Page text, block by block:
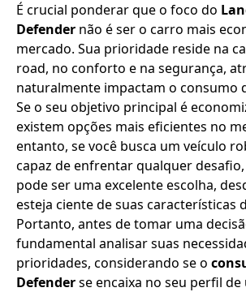
É crucial ponderar que o foco do
Defender não é ser o carro mais
mercado. Sua prioridade reside na
road, no conforto e na segurança,
naturalmente impactam o consumo
Se o seu objetivo principal é
existem opções mais eficientes no
entanto, se você busca um veículo
capaz de enfrentar qualquer
pode ser uma excelente escolha,
esteja ciente de suas características
Portanto, antes de tomar uma
fundamental analisar suas
prioridades, considerando se o
Defenderse encaixa no seu perfil de